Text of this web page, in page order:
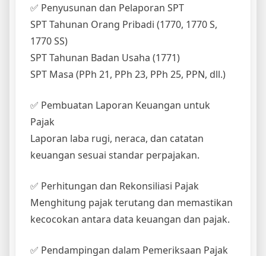
✅ Penyusunan dan Pelaporan SPT
SPT Tahunan Orang Pribadi (1770, 1770 S,
1770 SS)
SPT Tahunan Badan Usaha (1771)
SPT Masa (PPh 21, PPh 23, PPh 25, PPN, dll.)
✅ Pembuatan Laporan Keuangan untuk
Pajak
Laporan laba rugi, neraca, dan catatan
keuangan sesuai standar perpajakan.
✅ Perhitungan dan Rekonsiliasi Pajak
Menghitung pajak terutang dan memastikan
kecocokan antara data keuangan dan pajak.
✅ Pendampingan dalam Pemeriksaan Pajak